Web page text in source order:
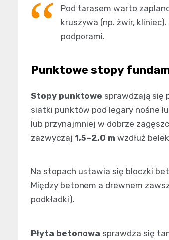
Pod tarasem warto
kruszywa (np. żwir,
podporami.
Punktowe stopy
Stopy punktowe sprawdzają się
siatki punktów pod legary nośne
lub przynajmniej w dobrze
zazwyczaj 1,5–2,0 m wzdłuż
Na stopach ustawia się bloczki
Między betonem a drewnem
podkładki).
Płyta betonowa sprawdza się